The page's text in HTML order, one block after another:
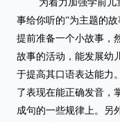
为着力加强学前儿
事给你听的”为主题的
提前准备一个小故事，
故事的活动，能发展幼
于提高其口语表达能力
了表现在能正确发音，
成句的一些规律上。另